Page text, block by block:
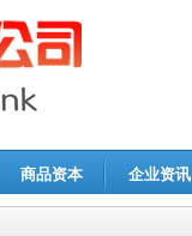
商品资本 企业资讯